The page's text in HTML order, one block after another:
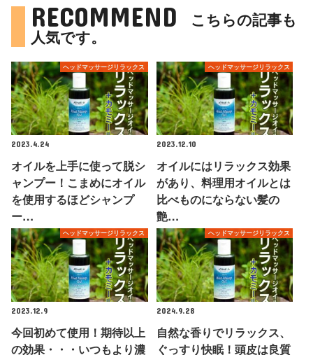
RECOMMEND
こちらの記事も
人気です。
ヘッドマッサージリラックス
2023.4.24
オイルを上手に使って脱シ
ャンプー！こまめにオイル
を使用するほどシャンプ
ー…
ヘッドマッサージリラックス
2023.12.10
オイルにはリラックス効果
があり、料理用オイルとは
比べものにならない髪の
艶…
ヘッドマッサージリラックス
2023.12.9
今回初めて使用！期待以上
の効果・・・いつもより濃
ヘッドマッサージリラックス
2024.9.28
自然な香りでリラックス、
ぐっすり快眠！頭皮は良質